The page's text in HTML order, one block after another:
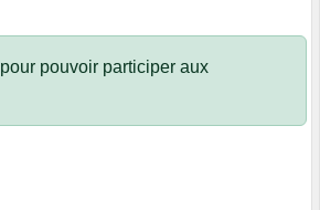
pour pouvoir participer aux